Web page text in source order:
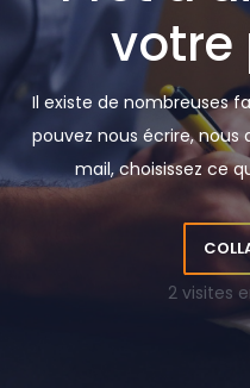
votre
Il existe de nombreuses
pouvez nous écrire,
mail, choisissez ce
2 visites